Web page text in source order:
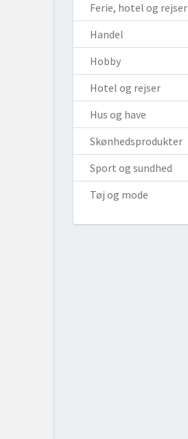
Ferie, hotel og rejser
Handel
Hobby
Hotel og rejser
Hus og have
Skønhedsprodukter
Sport og sundhed
Tøj og mode